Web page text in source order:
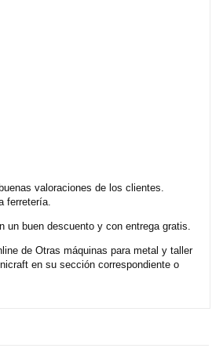
valoraciones de los clientes.
ferretería.
buen descuento y con entrega gratis.
de Otras máquinas para metal y taller
en su sección correspondiente o